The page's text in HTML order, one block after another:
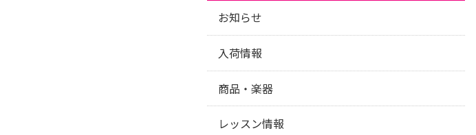
お知らせ
入荷情報
商品・楽器
レッスン情報